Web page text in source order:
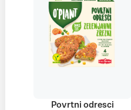
Povrtni odresci